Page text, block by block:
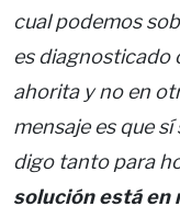
cual podemos
es diagnosticado
ahorita y no en
mensaje es que
digo tanto para
solución está en